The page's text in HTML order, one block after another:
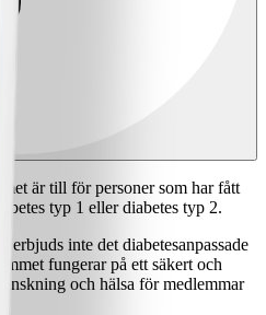
är till för personer som har fått
typ 1 eller diabetes typ 2.
erbjuds inte det diabetesanpassade
fungerar på ett säkert och
och hälsa för medlemmar